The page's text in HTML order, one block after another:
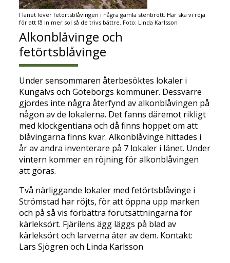
I länet lever fetörtsblåvingen i några gamla stenbrott. Här ska vi röja
för att få in mer sol så de trivs bättre. Foto: Linda Karlsson
Alkonblåvinge och
fetörtsblåvinge
Under sensommaren återbesöktes lokaler i
Kungälvs och Göteborgs kommuner. Dessvärre
gjordes inte några återfynd av alkonblåvingen på
någon av de lokalerna. Det fanns däremot rikligt
med klockgentiana och då finns hoppet om att
blåvingarna finns kvar. Alkonblåvinge hittades i
år av andra inventerare på 7 lokaler i länet. Under
vintern kommer en röjning för alkonblåvingen
att göras.
Två närliggande lokaler med fetörtsblåvinge i
Strömstad har röjts, för att öppna upp marken
och på så vis förbättra förutsättningarna för
kärleksört. Fjärilens ägg läggs på blad av
kärleksört och larverna äter av dem. Kontakt:
Lars Sjögren och Linda Karlsson